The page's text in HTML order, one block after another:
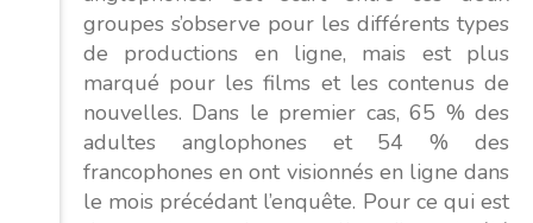
groupes s’observe pour les différents types
de productions en ligne, mais est plus
marqué pour les films et les contenus de
nouvelles. Dans le premier cas, 65 % des
adultes anglophones et 54 % des
francophones en ont visionnés en ligne dans
le mois précédant l’enquête. Pour ce qui est